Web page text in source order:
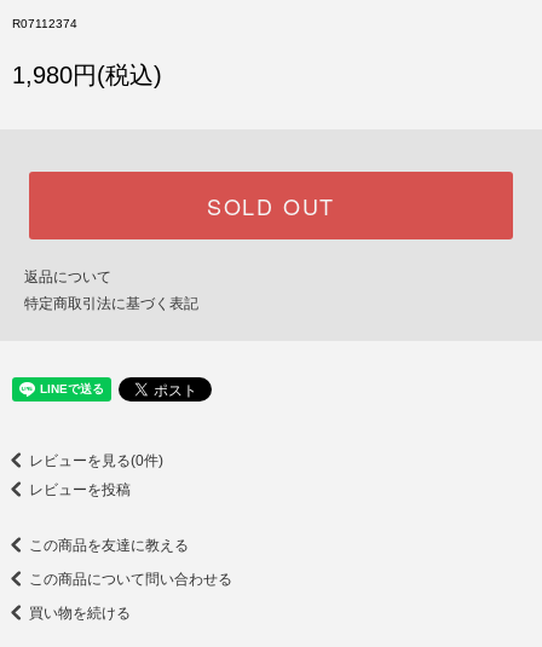
R07112374
1,980円(税込)
SOLD OUT
返品について
特定商取引法に基づく表記
レビューを見る(0件)
レビューを投稿
この商品を友達に教える
この商品について問い合わせる
買い物を続ける